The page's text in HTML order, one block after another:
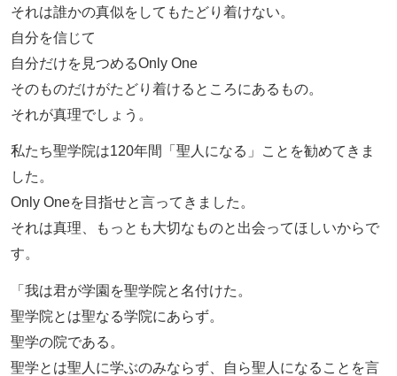
それは誰かの真似をしてもたどり着けない。
自分を信じて
自分だけを見つめるOnly One
そのものだけがたどり着けるところにあるもの。
それが真理でしょう。
私たち聖学院は120年間「聖人になる」ことを勧めてきま
した。
Only Oneを目指せと言ってきました。
それは真理、もっとも大切なものと出会ってほしいからで
す。
「我は君が学園を聖学院と名付けた。
聖学院とは聖なる学院にあらず。
聖学の院である。
聖学とは聖人に学ぶのみならず、自ら聖人になることを言